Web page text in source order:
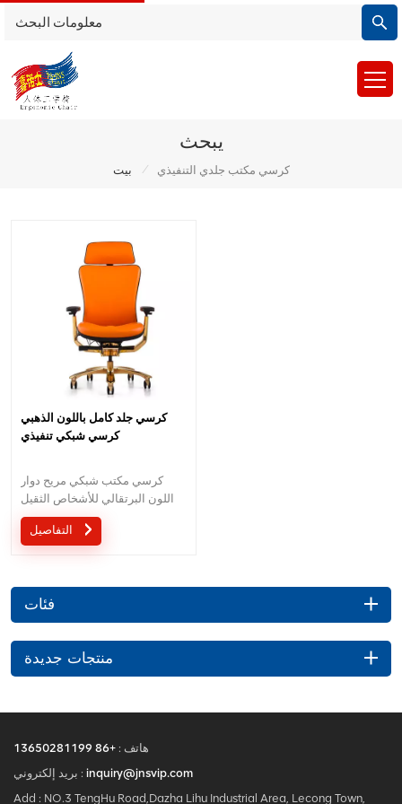
يبحث
بيت / كرسي مكتب جلدي التنفيذي
كرسي جلد كامل باللون الذهبي
كرسي شبكي تنفيذي
كرسي مكتب شبكي مريح دوار
اللون البرتقالي للأشخاص الثقيل
فئات
منتجات جديدة
هاتف : +86 13650281199
بريد إلكتروني : inquiry@jnsvip.com
Add : NO.3 TengHu Road,Dazha Lihu Industrial Area, Lecong Town,